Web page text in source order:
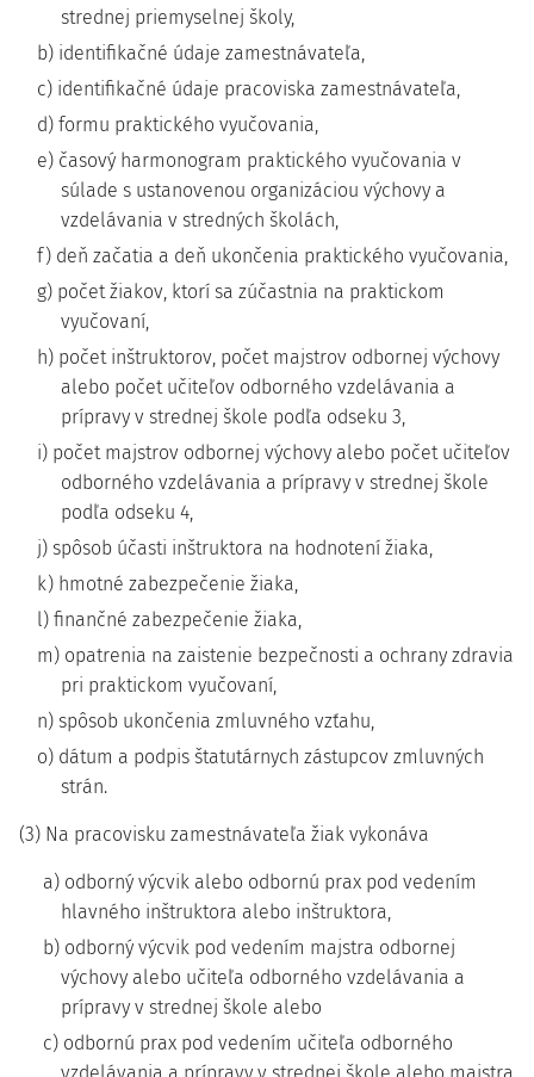
strednej priemyselnej školy,
b) identifikačné údaje zamestnávateľa,
c) identifikačné údaje pracoviska zamestnávateľa,
d) formu praktického vyučovania,
e) časový harmonogram praktického vyučovania v
súlade s ustanovenou organizáciou výchovy a
vzdelávania v stredných školách,
f) deň začatia a deň ukončenia praktického vyučovania,
g) počet žiakov, ktorí sa zúčastnia na praktickom
vyučovaní,
h) počet inštruktorov, počet majstrov odbornej výchovy
alebo počet učiteľov odborného vzdelávania a
prípravy v strednej škole podľa odseku 3,
i) počet majstrov odbornej výchovy alebo počet učiteľov
odborného vzdelávania a prípravy v strednej škole
podľa odseku 4,
j) spôsob účasti inštruktora na hodnotení žiaka,
k) hmotné zabezpečenie žiaka,
l) finančné zabezpečenie žiaka,
m) opatrenia na zaistenie bezpečnosti a ochrany zdravia
pri praktickom vyučovaní,
n) spôsob ukončenia zmluvného vzťahu,
o) dátum a podpis štatutárnych zástupcov zmluvných
strán.
(3) Na pracovisku zamestnávateľa žiak vykonáva
a) odborný výcvik alebo odbornú prax pod vedením
hlavného inštruktora alebo inštruktora,
b) odborný výcvik pod vedením majstra odbornej
výchovy alebo učiteľa odborného vzdelávania a
prípravy v strednej škole alebo
c) odbornú prax pod vedením učiteľa odborného